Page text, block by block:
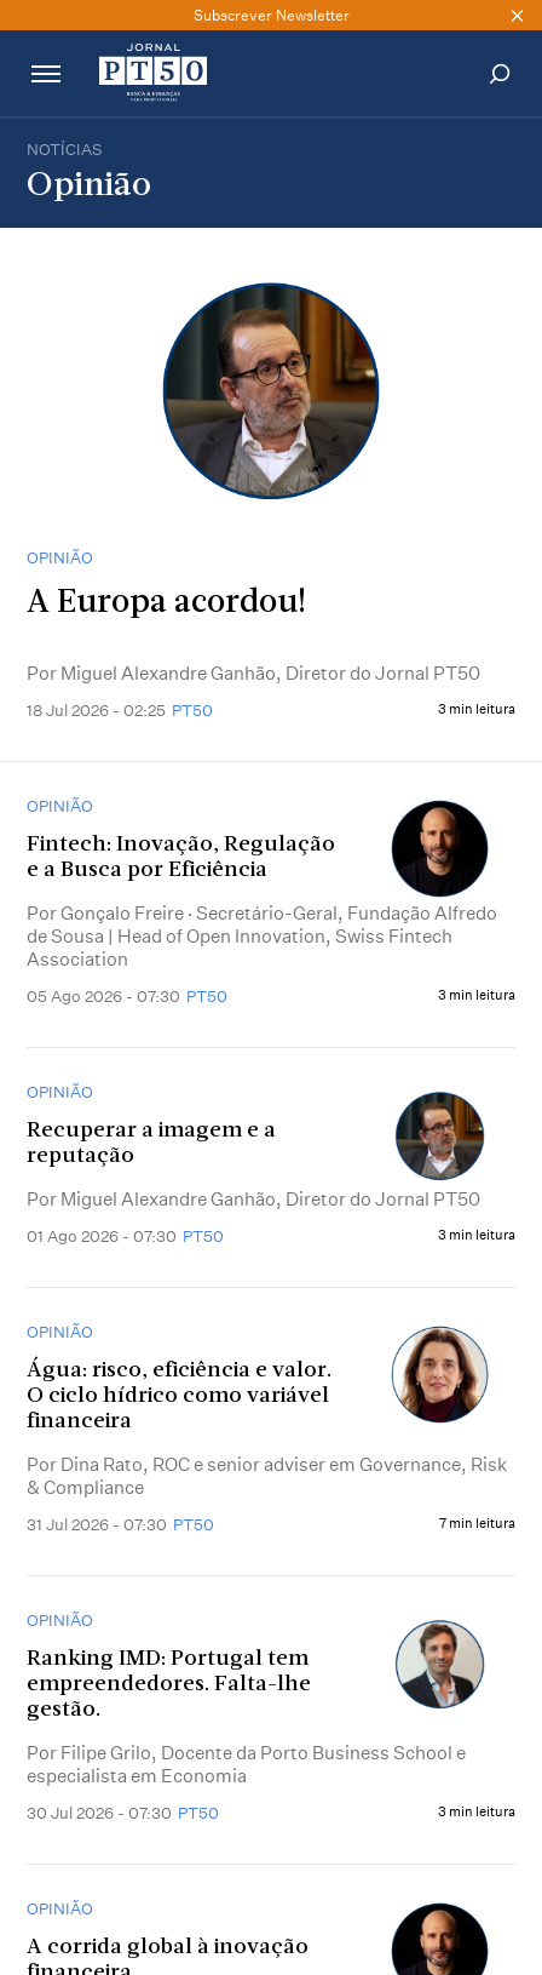
Subscrever Newsletter
NOTÍCIAS
Opinião
OPINIÃO
A Europa acordou!
Por Miguel Alexandre Ganhão, Diretor do Jornal PT50
18 Jul 2026 - 02:25 PT50 3 min leitura
OPINIÃO
Fintech: Inovação, Regulação
e a Busca por Eficiência
Por Gonçalo Freire · Secretário-Geral, Fundação Alfredo
de Sousa | Head of Open Innovation, Swiss Fintech
Association
05 Ago 2026 - 07:30 PT50 3 min leitura
OPINIÃO
Recuperar a imagem e a
reputação
Por Miguel Alexandre Ganhão, Diretor do Jornal PT50
01 Ago 2026 - 07:30 PT50 3 min leitura
OPINIÃO
Água: risco, eficiência e valor.
O ciclo hídrico como variável
financeira
Por Dina Rato, ROC e senior adviser em Governance, Risk
& Compliance
31 Jul 2026 - 07:30 PT50 7 min leitura
OPINIÃO
Ranking IMD: Portugal tem
empreendedores. Falta-lhe
gestão.
Por Filipe Grilo, Docente da Porto Business School e
especialista em Economia
30 Jul 2026 - 07:30 PT50 3 min leitura
OPINIÃO
A corrida global à inovação